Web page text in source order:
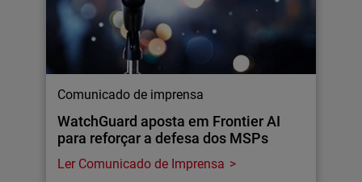
Comunicado de imprensa
WatchGuard aposta em Frontier AI
para reforçar a defesa dos MSPs
Ler Comunicado de Imprensa